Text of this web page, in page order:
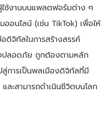
ช้งานบนแพลตฟอร์มต่าง ๆ
ออนไลน์ (เช่น TikTok) เพื่อให้
ดิจิทัลในการสร้างสรรค์
งปลอดภัย ถูกต้องตามหลัก
การเป็นพลเมืองดิจิทัลที่มี
ะสามารถดำเนินชีวิตบนโลก